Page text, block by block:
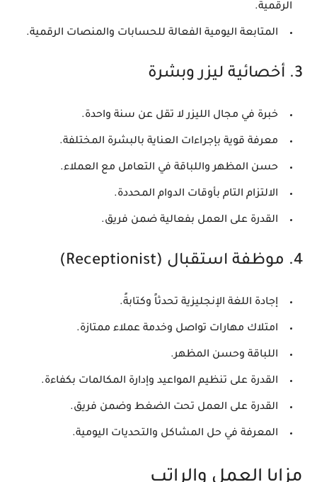
الرقمية.
المتابعة اليومية الفعالة للحسابات والمنصات الرقمية.
3. أخصائية ليزر وبشرة
خبرة في مجال الليزر لا تقل عن سنة واحدة.
معرفة قوية بإجراءات العناية بالبشرة المختلفة.
حسن المظهر واللباقة في التعامل مع العملاء.
الالتزام التام بأوقات الدوام المحددة.
القدرة على العمل بفعالية ضمن فريق.
4. موظفة استقبال (Receptionist)
إجادة اللغة الإنجليزية تحدثاً وكتابةً.
امتلاك مهارات تواصل وخدمة عملاء ممتازة.
اللباقة وحسن المظهر.
القدرة على تنظيم المواعيد وإدارة المكالمات بكفاءة.
القدرة على العمل تحت الضغط وضمن فريق.
المعرفة في حل المشاكل والتحديات اليومية.